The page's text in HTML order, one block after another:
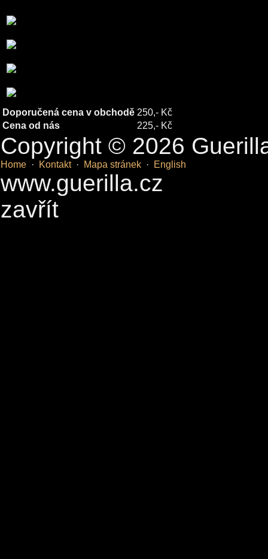
Doporučená cena v obchodě 250,- Kč
Cena od nás
225,- Kč
Copyright © 2026
Home · Kontakt· Mapa stránek · English
www.guerilla.cz
zavřít